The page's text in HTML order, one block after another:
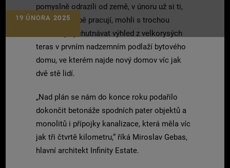
19 ÚNORA2025
pomyslně odrazili od země, v únoru už si ti,
kteří na stavbě pracují, mohli s trochou
nadsázky vychutnávat výhled z velkorysých
teras v prvním nadzemním podlaží bytového
domu, ve kterém najde nový domov víc jak
dvě stě lidí.
„Nad plán se nám do konce roku podařilo
dokončit betonáže spodních pater objektů a
monolitů i přípojky kanalizace, která měla víc
jak tři čtvrtě kilometru,“ říká Miroslav Gebas,
hlavní architekt Infinity Estate.